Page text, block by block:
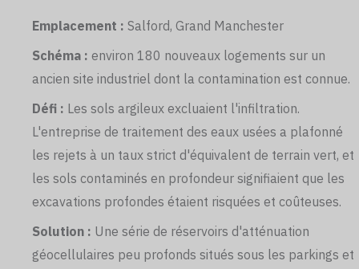
Emplacement : Salford, Grand Manchester
Schéma : environ 180 nouveaux logements sur un
ancien site industriel dont la contamination est connue.
Défi : Les sols argileux excluaient l'infiltration.
L'entreprise de traitement des eaux usées a plafonné
les rejets à un taux strict d'équivalent de terrain vert, et
les sols contaminés en profondeur signifiaient que les
excavations profondes étaient risquées et coûteuses.
Solution : Une série de réservoirs d'atténuation
géocellulaires peu profonds situés sous les parkings et